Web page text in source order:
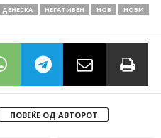
ДЕНЕСКА НЕГАТИВЕН НОВ
НОВИ
ПОВЕЌЕ ОД АВТОРОТ